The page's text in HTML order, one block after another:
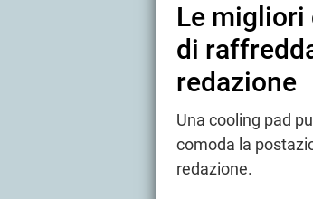
Le migliori
di
redazione
Una cooling pad
comoda la
redazione.